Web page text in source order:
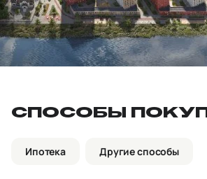
СПОСОБЫ
Ипотека Другие способы